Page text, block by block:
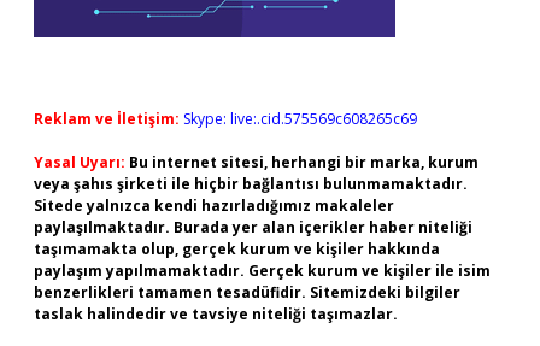
Reklam ve İletişim: Skype: live:.cid.575569c608265c69
Yasal Uyarı: Bu internet sitesi, herhangi bir marka, kurum
veya şahıs şirketi ile hiçbir bağlantısı bulunmamaktadır.
Sitede yalnızca kendi hazırladığımız makaleler
paylaşılmaktadır. Burada yer alan içerikler haber niteliği
taşımamakta olup, gerçek kurum ve kişiler hakkında
paylaşım yapılmamaktadır. Gerçek kurum ve kişiler ile isim
benzerlikleri tamamen tesadüfidir. Sitemizdeki bilgiler
taslak halindedir ve tavsiye niteliği taşımazlar.